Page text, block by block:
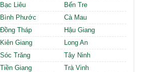
Bạc Liêu
Bến Tre
Bình Phước
Cà Mau
Đồng Tháp
Hậu Giang
Kiên Giang
Long An
Sóc Trăng
Tây Ninh
Tiền Giang
Trà Vinh